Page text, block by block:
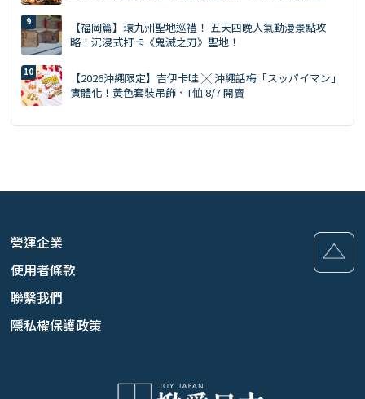
【福岡篇】環九州聖地巡禮！ 五天四晚人氣動漫景點攻
略！沉浸式打卡《鬼滅之刃》聖地！
【2026沖繩限定】吉伊卡哇 ╳ 沖繩話梅「スッパイマン」
實體化！黃色套裝吊飾、T恤 8/7 開賣
營運企業
使用者條款
聯繫我們
隱私權保護政策